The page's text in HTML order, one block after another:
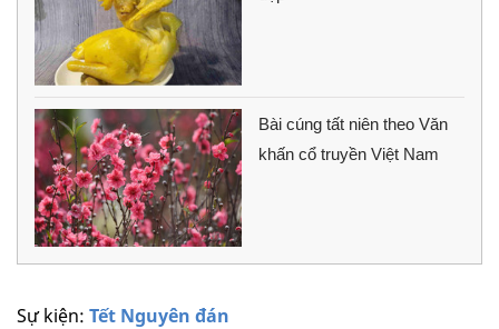
Sự kiện: Tết Nguyên đán
Bài cúng tất niên theo Văn
khấn cổ truyền Việt Nam